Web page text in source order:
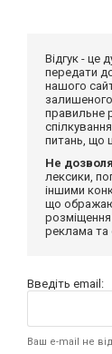
Відгук - це
передати
нашого
правильне
питань, що
Не
лексики,
іншими
що
розміщення
реклама
Введіть email:
Ваш e-mail не